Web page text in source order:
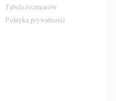
Tabela rozmiarów
Polityka prywatności